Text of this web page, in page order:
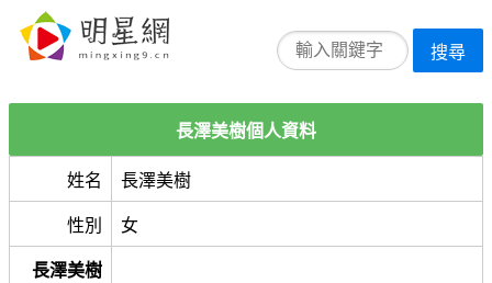
搜尋
長澤美樹個人資料
姓名 長澤美樹
性別 女
長澤美樹